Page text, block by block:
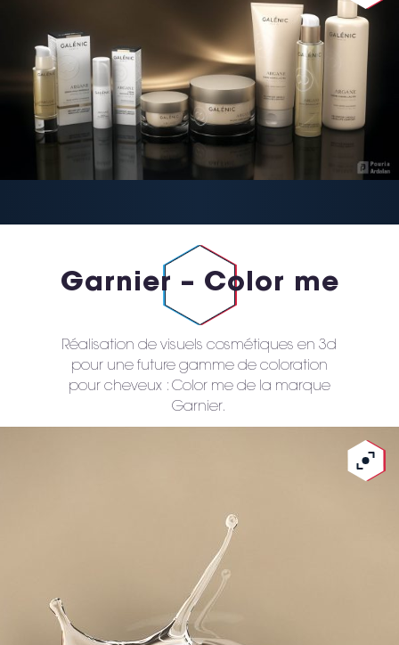
Garnier – Color me
Réalisation de visuels cosmétiques en 3d
pour une future gamme de coloration
pour cheveux : Color me de la marque
Garnier.